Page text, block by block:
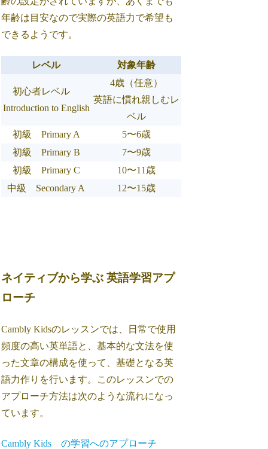
年齢は目安なので実際の英語力で希望も
できるようです。
レベル 対象年齢
初心者レベル
Introduction to English
4歳（任意）
英語に慣れ親しむレ
ベル
初級 Primary A
5〜6歳
初級 Primary B
7〜9歳
初級 Primary C
10〜11歳
中級 Secondary A
12〜15歳
ネイティブから学ぶ 英語学習アプ
ローチ
Cambly Kidsのレッスンでは、日常で使用
頻度の高い英単語と、基本的な文法を使
った文章の構成を使って、基礎となる英
語力作りを行います。このレッスンでの
アプローチ方法は次のような流れになっ
ています。
Cambly Kids の学習へのアプローチ